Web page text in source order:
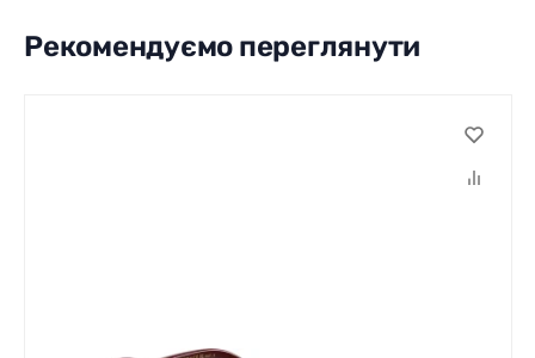
Рекомендуємо переглянути